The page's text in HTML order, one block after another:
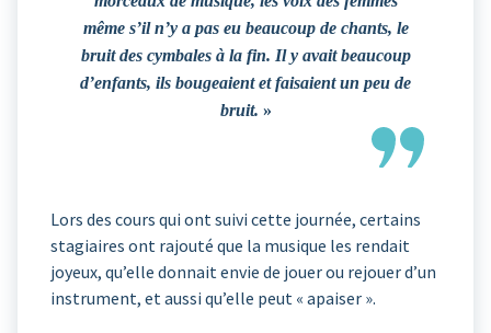
même s’il n’y a pas eu beaucoup de chants, le
bruit des cymbales à la fin. Il y avait beaucoup
d’enfants, ils bougeaient et faisaient un peu de
bruit. »
Lors des cours qui ont suivi cette journée, certains
stagiaires ont rajouté que la musique les rendait
joyeux, qu’elle donnait envie de jouer ou rejouer d’un
instrument, et aussi qu’elle peut « apaiser ».